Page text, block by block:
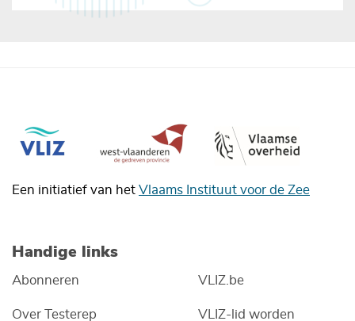
Een initiatief van het Vlaams Instituut voor de Zee
Handige links
Abonneren
Over Testerep
VLIZ.be
VLIZ-lid worden